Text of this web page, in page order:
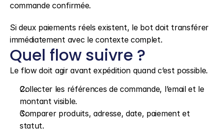
commande confirmée.
Si deux paiements réels existent, le bot doit transférer
immédiatement avec le contexte complet.
Quel flow suivre ?
Le flow doit agir avant expédition quand c’est possible.
Collecter les références de commande, l’email et le
montant visible.
Comparer produits, adresse, date, paiement et
statut.